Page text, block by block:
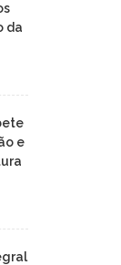
da
e